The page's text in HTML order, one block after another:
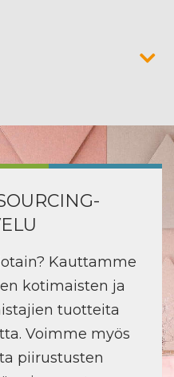
Kauttamme
kotimaisten ja
tuotteita
Voimme myös
piirustusten